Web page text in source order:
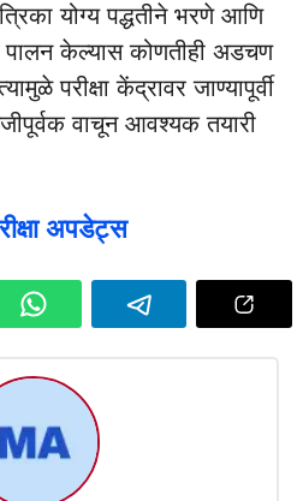
योग्य पद्धतीने भरणे आणि
पालन केल्यास कोणतीही अडचण
परीक्षा केंद्रावर जाण्यापूर्वी
वाचून आवश्यक तयारी
अपडेट्स